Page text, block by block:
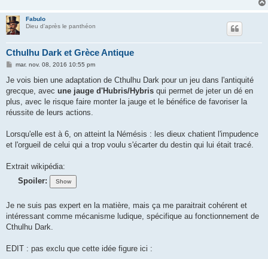
Fabulo
Dieu d'après le panthéon
Cthulhu Dark et Grèce Antique
M
s
a
g
mar. nov. 08, 2016 10:55 pm
Je vois bien une adaptation de Cthulhu Dark pour un jeu dans l'antiquité
grecque, avec une jauge d'Hubris/Hybris qui permet de jeter un dé en
plus, avec le risque faire monter la jauge et le bénéfice de favoriser la
réussite de leurs actions.
Lorsqu'elle est à 6, on atteint la Némésis : les dieux chatient l'impudence
et l'orgueil de celui qui a trop voulu s'écarter du destin qui lui était tracé.
Extrait wikipédia:
Spoiler:
Je ne suis pas expert en la matière, mais ça me paraitrait cohérent et
intéressant comme mécanisme ludique, spécifique au fonctionnement de
Cthulhu Dark.
EDIT : pas exclu que cette idée figure ici :